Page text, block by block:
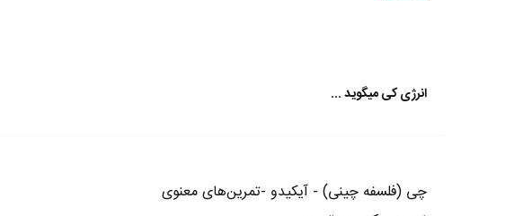
انرژی کی میگوید ...
چی (فلسفه چینی) - آیکیدو -تمرین‌های معنوی